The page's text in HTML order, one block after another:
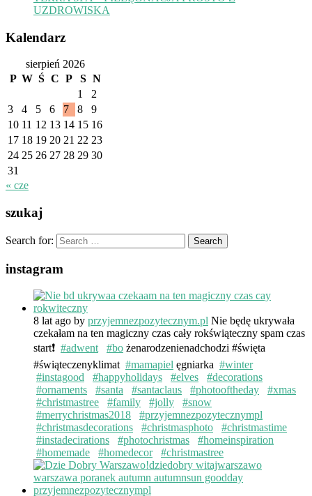
UZDROWISKA
Kalendarz
sierpień 2026
P W Ś C P S N
1
2
3
4 5 6 7 8
9
10 11 12 13 14 15 16
17 18 19 20 21 22 23
24 25 26 27 28 29 30
31
« cze
szukaj
Search for:
instagram
8 lat ago by przyjemnezpozytecznym.pl Nie będę ukrywała
czekałam na ten magiczny czas cały rokświąteczny spam czas
start❗️ #adwent #bo żenarodzenienadchodzi #święta
#świąteczenyklimat #mamapiel ęgniarka #winter
#instagood
#happyholidays #elves
#decorations
#ornaments
#santa #santaclaus #photooftheday
#xmas
#christmastree
#family #jolly
#snow
#merrychristmas2018
#przyjemnezpozytecznympl
#christmasdecorations
#christmasphoto
#christmastime
#instadecirations
#photochristmas
#homeinspiration
#homemade
#homedecor #christmastree